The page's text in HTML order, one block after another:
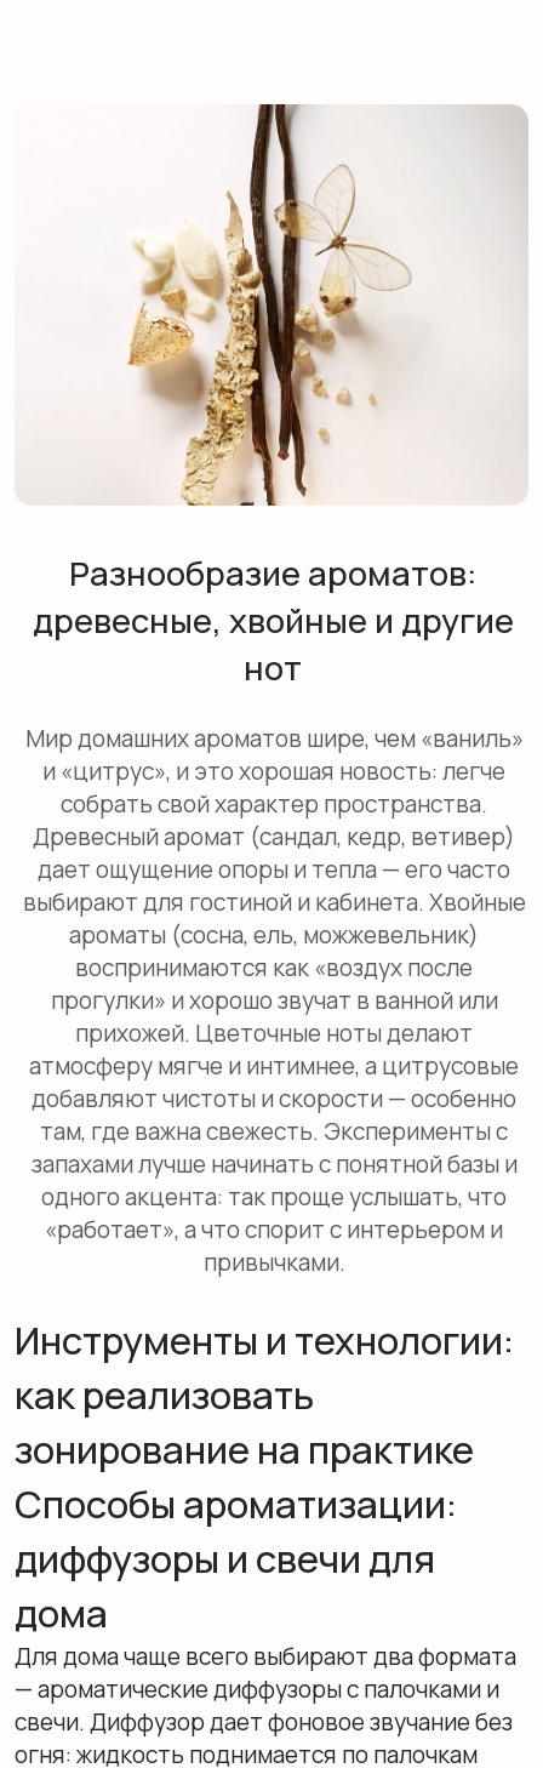
Что такое селективные
(нишевые) диффузоры и чем
Селективные диффузоры ближе к нишевой
парфюмерии, чем к бытовым
ароматизаторам. Их отличает сложность
композиции и качество сырья: вместо
прямолинейного «лаванда» или «апельсин»
часто звучит многослойная история, где
верхние ноты дают первое впечатление, а
база держит характер часами. Важно и то, как
такой продукт ведет себя в быту: у хорошей
композиции меньше «плоского» шлейфа и
больше чистоты раскрытия, особенно если
помещение проветривается. Для
интерьеров с выразительными материалами
(дерево, кожа, камень) селективный формат
часто попадает точнее — не спорит, а
поддерживает.
Популярные ароматы
в деталях: лаванда, корица,
лемонграсс и лимон
Ароматы лаванды: подходят для
спальни, помогают расслабиться и
снизить стресс, поддерживают
засыпание [1].
Аромат корицы: дает ощущение уюта и
тепла, хорош на кухне и в гостиной в
холодный сезон, особенно когда хочется
«собрать» пространство вечером.
Аромат лемонграсса: звучит ярко и
чисто, уместен в ванной или на кухне,
помогает перекрывать стойкие
бытовые запахи и держит бодрый тон.
Аромат лимона: универсальная нота
чистоты, хорошо поддерживает
ощущение свежего воздуха и
аккуратности, особенно в кухонной и
входной зоне.